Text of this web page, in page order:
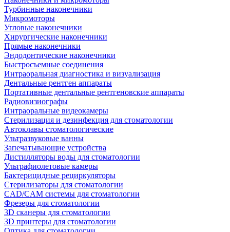
Турбинные наконечники
Микромоторы
Угловые наконечники
Хирургические наконечники
Прямые наконечники
Эндодонтические наконечники
Быстросъемные соединения
Интраоральная диагностика и визуализация
Дентальные рентген аппараты
Портативные дентальные рентгеновские аппараты
Радиовизиографы
Интраоральные видеокамеры
Стерилизация и дезинфекция для стоматологии
Автоклавы стоматологические
Ультразвуковые ванны
Запечатывающие устройства
Дистилляторы воды для стоматологии
Ультрафиолетовые камеры
Бактерицидные рециркуляторы
Стерилизаторы для стоматологии
CAD/CAM системы для стоматологии
Фрезеры для стоматологии
3D cканеры для стоматологии
3D принтеры для стоматологии